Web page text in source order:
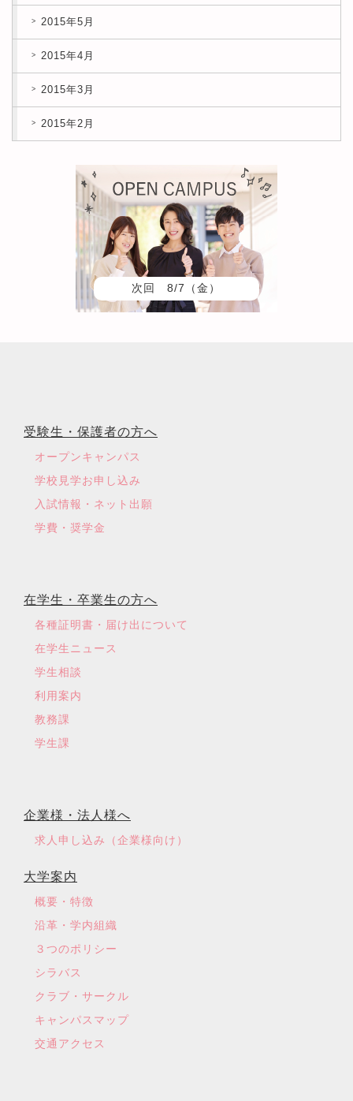
2015年5月
2015年4月
2015年3月
2015年2月
次回 8/7（金）
受験生・保護者の方へ
オープンキャンパス
学校見学お申し込み
入試情報・ネット出願
学費・奨学金
在学生・卒業生の方へ
各種証明書・届け出について
在学生ニュース
学生相談
利用案内
教務課
学生課
企業様・法人様へ
求人申し込み（企業様向け）
大学案内
概要・特徴
沿革・学内組織
３つのポリシー
シラバス
クラブ・サークル
キャンパスマップ
交通アクセス